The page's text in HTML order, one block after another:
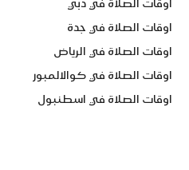
اوقات الصلاة في دبي
اوقات الصلاة في جدة
اوقات الصلاة في الرياض
اوقات الصلاة في كوالالمبور
اوقات الصلاة في اسطنبول